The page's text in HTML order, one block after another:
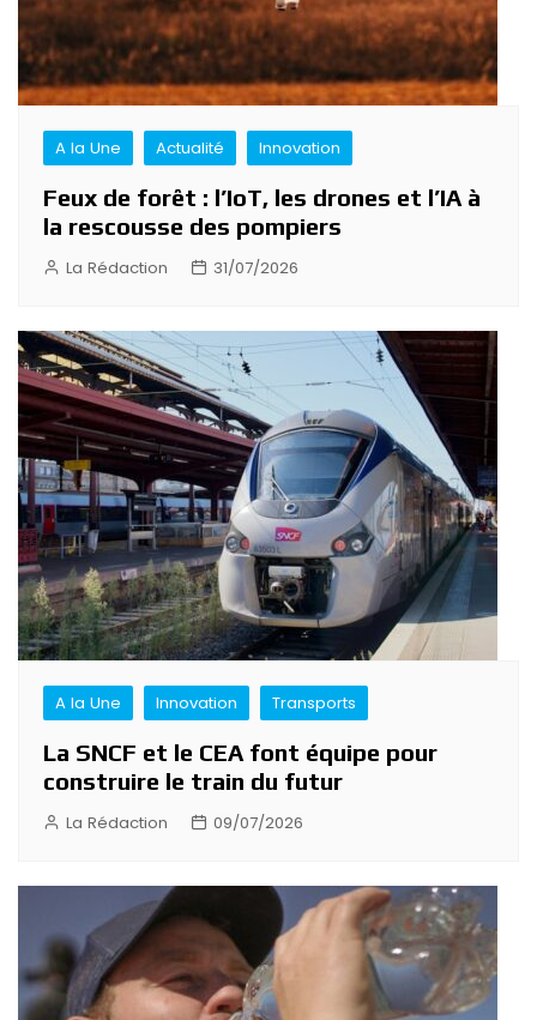
A la Une Actualité Innovation
Feux de forêt : l’IoT, les drones et l’IA à
la rescousse des pompiers
La Rédaction 31/07/2026
A la Une Innovation Transports
La SNCF et le CEA font équipe pour
construire le train du futur
La Rédaction 09/07/2026